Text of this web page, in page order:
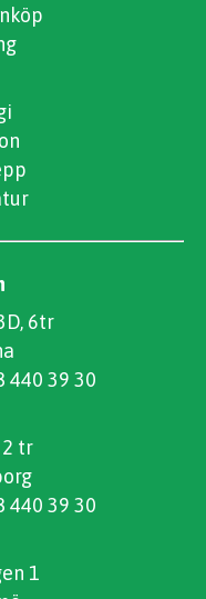
6tr
440 39 30
tr
440 39 30
1